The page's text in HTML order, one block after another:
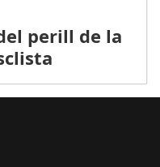
perill de la